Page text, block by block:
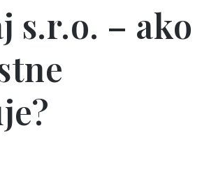
s.r.o. – ako